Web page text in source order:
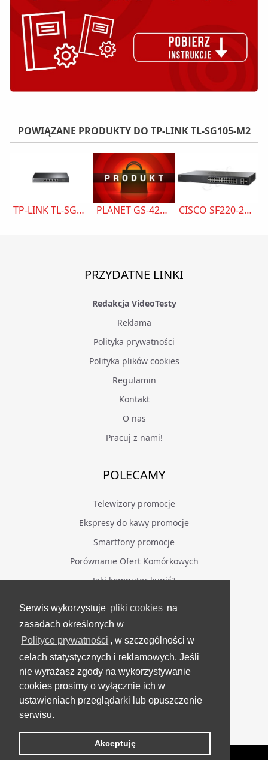
Serwis wykorzystuje pliki cookies na
zasadach określonych w
Polityce prywatności , w szczególności w
celach statystycznych i reklamowych. Jeśli
nie wyrażasz zgody na wykorzystywanie
cookies prosimy o wyłącznie ich w
ustawieniach przeglądarki lub opuszczenie
serwisu.
Akceptuję
POWIĄZANE PRODUKTY DO TP-LINK TL-SG105-M2
TP-LINK TL-SG105-M2 PLANET GS-4210-24PL4C Switch 24x GEth PoE AT 4xSFP CISCO SF220-24-K9-EU 24X10/100 Switch Rack
PRZYDATNE LINKI
Redakcja VideoTesty
Reklama
Polityka prywatności
Polityka plików cookies
Regulamin
Kontakt
O nas
Pracuj z nami!
POLECAMY
Telewizory promocje
Ekspresy do kawy promocje
Smartfony promocje
Porównanie Ofert Komórkowych
Jaki komputer kupić?
BĄDŹ NA BIEŻĄCO
Facebook
Grupa Testerzy Videotestów
YouTube
Twitter